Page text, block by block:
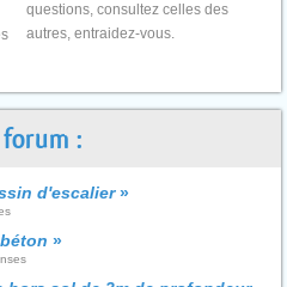
questions, consultez celles des
autres, entraidez-vous.
:
d'escalier»
»